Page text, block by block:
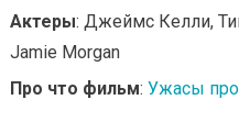
Актеры: Джеймс Келли,
Jamie Morgan
Про что фильм: Ужасы про